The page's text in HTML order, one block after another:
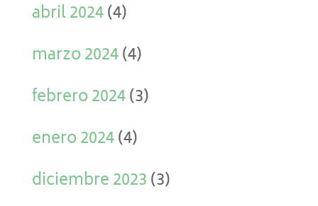
abril 2024(4)
marzo 2024(4)
febrero 2024(3)
enero 2024(4)
diciembre 2023(3)